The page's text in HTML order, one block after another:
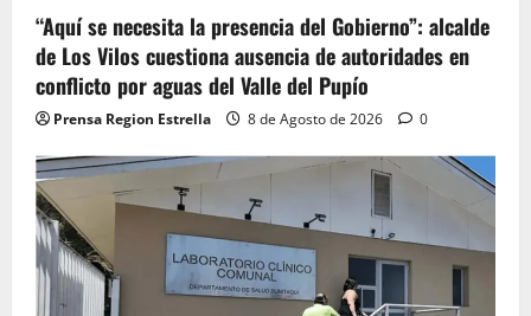
“Aquí se necesita la presencia del Gobierno”: alcalde
de Los Vilos cuestiona ausencia de autoridades en
conflicto por aguas del Valle del Pupío
Prensa Region Estrella 8 de Agosto de 2026 0